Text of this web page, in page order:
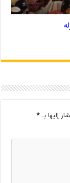
إليها بـ*